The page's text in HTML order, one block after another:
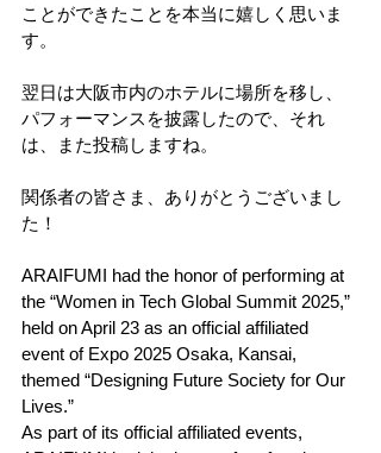
ことができたことを本当に嬉しく思いま
す。
翌日は大阪市内のホテルに場所を移し、
パフォーマンスを披露したので、それ
は、また投稿しますね。
関係者の皆さま、ありがとうございまし
た！
ARAIFUMI had the honor of performing at
the “Women in Tech Global Summit 2025,”
held on April 23 as an official affiliated
event of Expo 2025 Osaka, Kansai,
themed “Designing Future Society for Our
Lives.”
As part of its official affiliated events,